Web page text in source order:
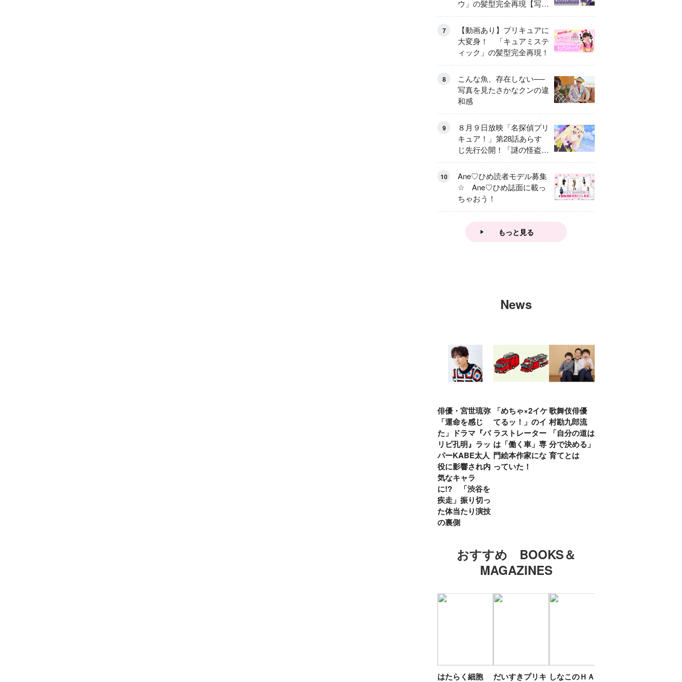
ウ」の髪型完全再現【写真
解説付き】
7
【動画あり】プリキュアに
大変身！ 「キュアミステ
ィック」の髪型完全再現！
8
こんな魚、存在しない──
写真を見たさかなクンの違
和感
9
８月９日放映「名探偵プリ
キュア！」第28話あらす
じ先行公開！「謎の怪盗デ
ッチ・アゲイン」
10
Ane♡ひめ読者モデル募集
☆ Ane♡ひめ誌面に載っ
ちゃおう！
もっと見る
News
俳優・宮世琉弥
「運命を感じ
た」ドラマ『パ
リピ孔明』ラッ
パーKABE太人
役に影響され内
気なキャラ
に!? 「渋谷を
疾走」振り切っ
た体当たり演技
の裏側
「めちゃ×2イケ
てるッ！」のイ
ラストレーター
は「働く車」専
門絵本作家にな
っていた！
歌舞伎俳優 中
村勘九郎流
「自分の道は自
分で決める」子
育てとは
おすすめ BOOKS＆
MAGAZINES
はたらく細胞
だいすきプリキ しなこのＨＡＰ